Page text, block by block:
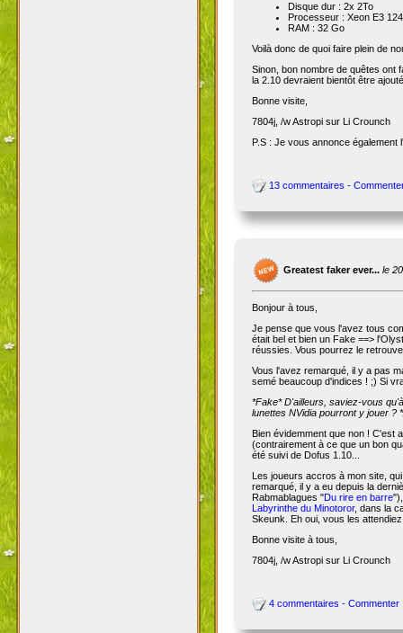
Disque dur : 2x 2To
Processeur : Xeon E3
RAM : 32 Go
Voilà donc de quoi faire plein de
Sinon, bon nombre de quêtes ont
la 2.10 devraient bientôt être
Bonne visite,
7804j, /w Astropi sur Li Crounch
P.S : Je vous annonce
13 commentaires -
Greatest faker ever... le
Bonjour à tous,
Je pense que vous l'avez tous
était bel et bien un Fake ==>
réussies. Vous pourrez le
Vous l'avez remarqué, il y a pas
semé beaucoup d'indices ! ;) Si
*Fake*D'ailleurs, saviez-vous
lunettes NVidia pourront y jouer ?
Bien évidemment que non ! C'est
(contrairement à ce que un bon
été suivi de Dofus 1.10...
Les joueurs accros à mon site,
remarqué, il y a eu depuis la
Rabmablagues "Du rire en barre
Labyrinthe du Minotoror, dans la
Skeunk. Eh oui, vous les
Bonne visite à tous,
7804j, /w Astropi sur Li Crounch
4 commentaires - Commenter